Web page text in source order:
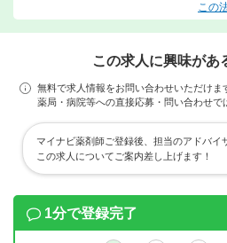
この
この求人に興味があ
無料で求人情報をお問い合わせいただけま
薬局・病院等への直接応募・問い合わせで
マイナビ薬剤師ご登録後、担当のアドバイ
この求人についてご案内差し上げます！
1分で登録完了